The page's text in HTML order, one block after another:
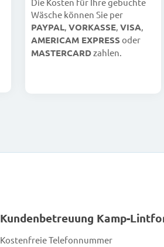
Die Kosten für Ihre gebuchte
Wäsche können Sie per
PAYPAL, VORKASSE, VISA,
AMERICAM EXPRESS oder
MASTERCARDzahlen.
Kundenbetreuung Kamp-
Kostenfreie Telefonnummer